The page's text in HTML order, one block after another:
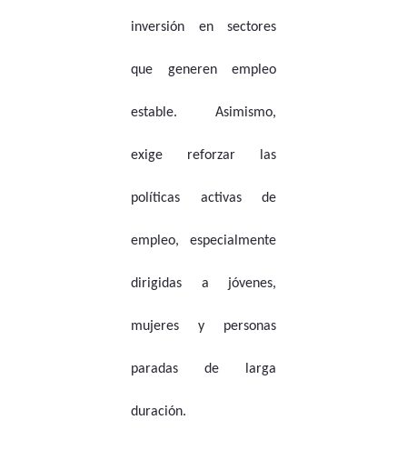
inversión en sectores
que generen empleo
estable. Asimismo,
exige reforzar las
políticas activas de
empleo, especialmente
dirigidas a jóvenes,
mujeres y personas
paradas de larga
duración.